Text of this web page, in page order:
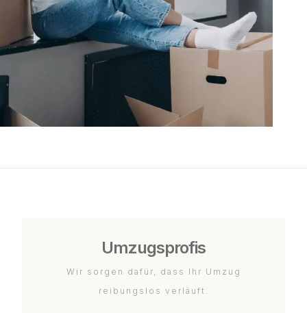
Umzugsprofis
Wir sorgen dafür, dass Ihr Umzug
reibungslos verläuft.